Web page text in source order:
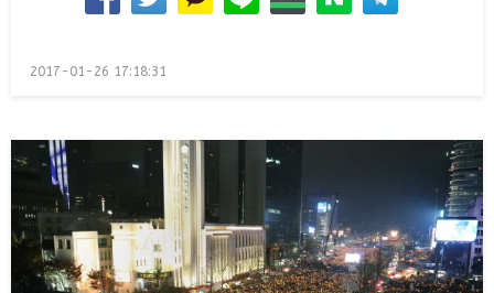
Posted
2017-01-26 17:18:31